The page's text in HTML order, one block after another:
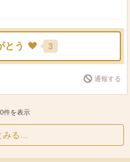
とう 3
通報する
件を表示
みる…